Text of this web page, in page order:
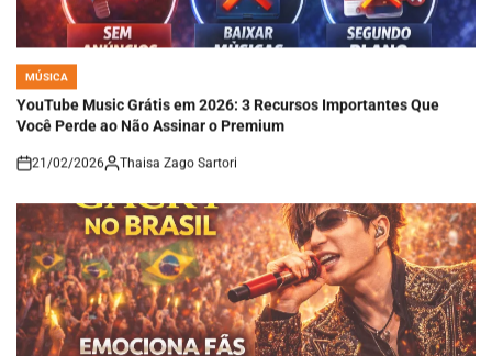
POSTED
IN
MÚSICA
YouTube Music Grátis em 2026: 3 Recursos Importantes Que
Você Perde ao Não Assinar o Premium
on